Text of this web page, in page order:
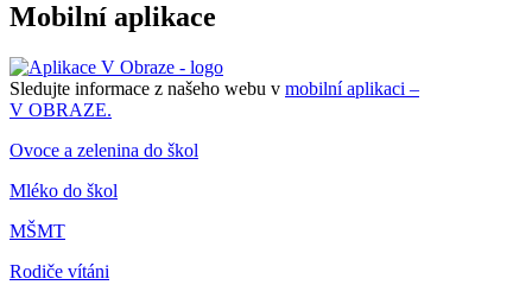
Mobilní aplikace
Sledujte informace z našeho webu v mobilní aplikaci –
V OBRAZE.
Ovoce a zelenina do škol
Mléko do škol
MŠMT
Rodiče vítáni